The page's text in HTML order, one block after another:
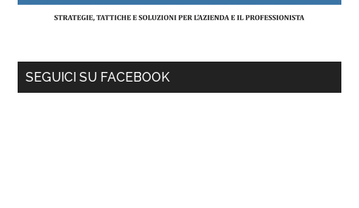
SEGUICI SU FACEBOOK